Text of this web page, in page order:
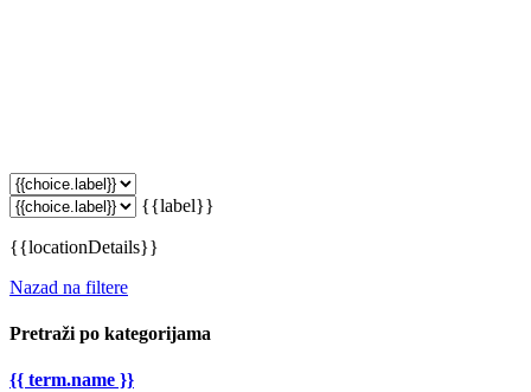
{{label}}
{{locationDetails}}
Nazad na filtere
Pretraži po kategorijama
{{ term.name }}